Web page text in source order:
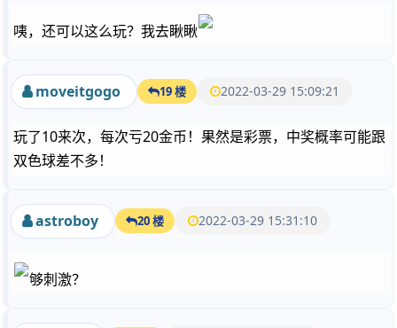
咦，还可以这么玩？我去瞅瞅
moveitgogo 19 楼 2022-03-29 15:09:21
玩了10来次，每次亏20金币！果然是彩票，中奖概率可能跟
双色球差不多！
astroboy 20 楼 2022-03-29 15:31:10
够刺激？